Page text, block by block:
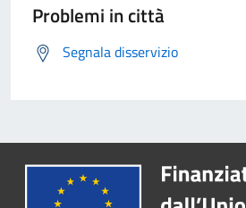
Problemi in città
Segnala disservizio